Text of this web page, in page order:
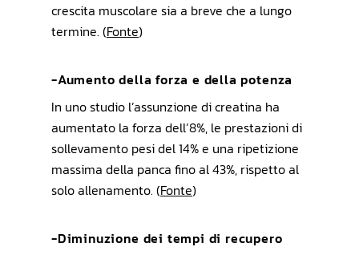
crescita muscolare sia a breve che a lungo
termine. (Fonte)
-Aumento della forza e della potenza
In uno studio l’assunzione di creatina ha
aumentato la forza dell’8%, le prestazioni di
sollevamento pesi del 14% e una ripetizione
massima della panca fino al 43%, rispetto al
solo allenamento. (Fonte)
-Diminuzione dei tempi di recupero